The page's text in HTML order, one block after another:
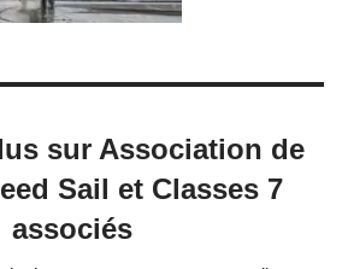
sur Association de
Sail et Classes 7
associés